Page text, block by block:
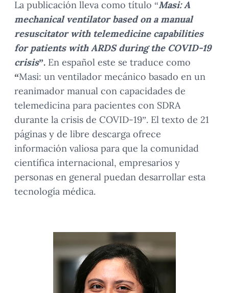
La publicación lleva como título “Masi: A
mechanical ventilator based on a manual
resuscitator with telemedicine capabilities
for patients with ARDS during the COVID-19
crisis”. En español este se traduce como
“Masi: un ventilador mecánico basado en un
reanimador manual con capacidades de
telemedicina para pacientes con SDRA
durante la crisis de COVID-19”. El texto de 21
páginas y de libre descarga ofrece
información valiosa para que la comunidad
científica internacional, empresarios y
personas en general puedan desarrollar esta
tecnología médica.